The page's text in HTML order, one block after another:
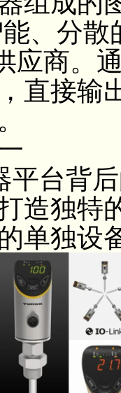
、分
应商。
直接输
台背后
造独特
单独设